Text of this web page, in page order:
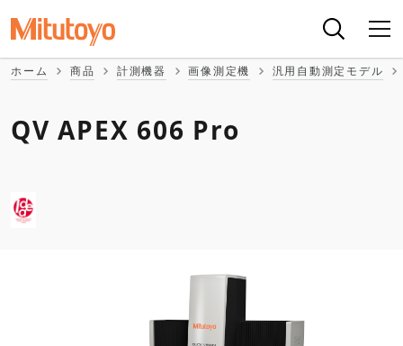
ホーム 商品 計測機器 画像測定機 汎用自動測定モデル
QV APEX 606 Pro